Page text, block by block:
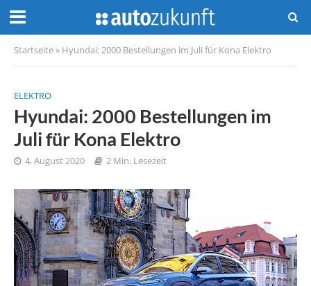
Startseite » Hyundai: 2000 Bestellungen im Juli für Kona Elektro
ELEKTRO
Hyundai: 2000 Bestellungen im
Juli für Kona Elektro
4. August 2020 2 Min. Lesezeit